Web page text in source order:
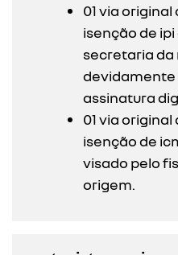
01 via
isenção de
secretaria
devidamente
assinatura
01 via
isenção de
visado pelo
origem.